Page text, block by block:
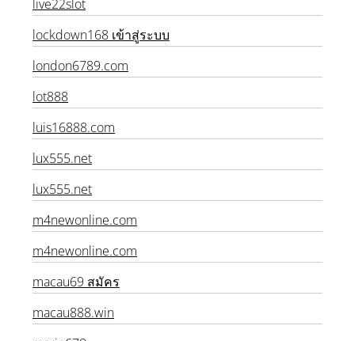
live22slot
lockdown168 เข้าสู่ระบบ
london6789.com
lot888
luis16888.com
lux555.net
lux555.net
m4newonline.com
m4newonline.com
macau69 สมัคร
macau888.win